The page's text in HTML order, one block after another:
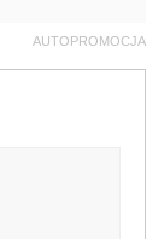
AUTOPROMOCJA